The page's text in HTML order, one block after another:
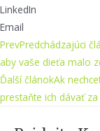
LinkedIn
Email
PrevPredchádzajúci
aby vaše dieťa malo
Ďalší článokAk
prestaňte ich dávať